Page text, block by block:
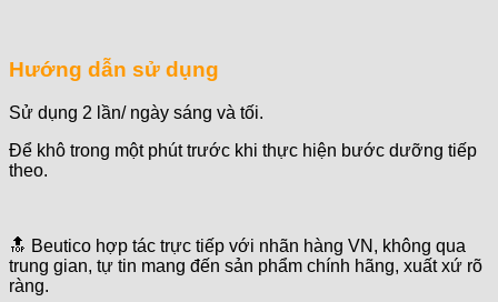
Hướng dẫn sử dụng
Sử dụng 2 lần/ ngày sáng và tối.
Để khô trong một phút trước khi thực hiện bước dưỡng tiếp
theo.
🔝 Beutico hợp tác trực tiếp với nhãn hàng VN, không qua
trung gian, tự tin mang đến sản phẩm chính hãng, xuất xứ rõ
ràng.